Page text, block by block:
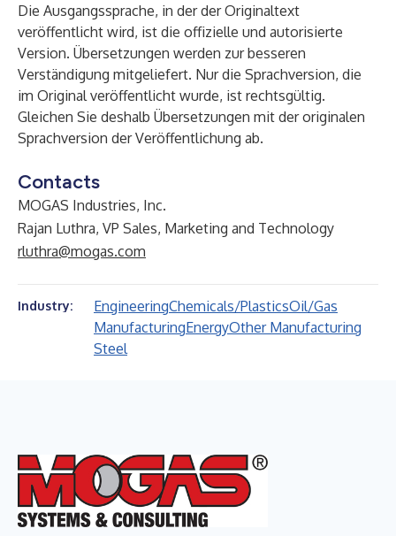
Die Ausgangssprache, in der der Originaltext
veröffentlicht wird, ist die offizielle und autorisierte
Version. Übersetzungen werden zur besseren
Verständigung mitgeliefert. Nur die Sprachversion, die
im Original veröffentlicht wurde, ist rechtsgültig.
Gleichen Sie deshalb Übersetzungen mit der originalen
Sprachversion der Veröffentlichung ab.
Contacts
MOGAS Industries, Inc.
Rajan Luthra, VP Sales, Marketing and Technology
rluthra@mogas.com
Industry: EngineeringChemicals/PlasticsOil/Gas
ManufacturingEnergyOther Manufacturing
Steel